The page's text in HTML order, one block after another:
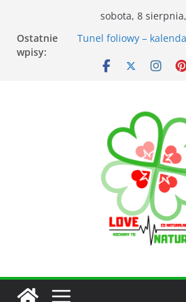
sobota, 8
Ostatnie
wpisy:
Przyrządy do
warzyw
Narzędzia ogrodnicze
wsparciem w ogrodzie